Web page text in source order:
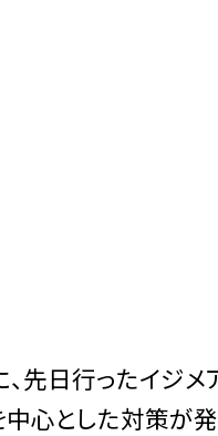
先日行ったイジメ
心とした対策が